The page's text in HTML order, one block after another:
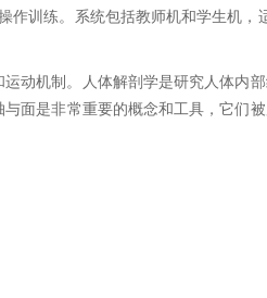
训练。系统包括教师机和学生机，
动机制。人体解剖学是研究人体内
面是非常重要的概念和工具，它们